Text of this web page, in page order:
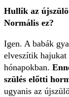
Hullik az
Normális ez?
Igen. A babák
elveszítik hajukat
hónapokban.
szülés előtti
ugyanis az